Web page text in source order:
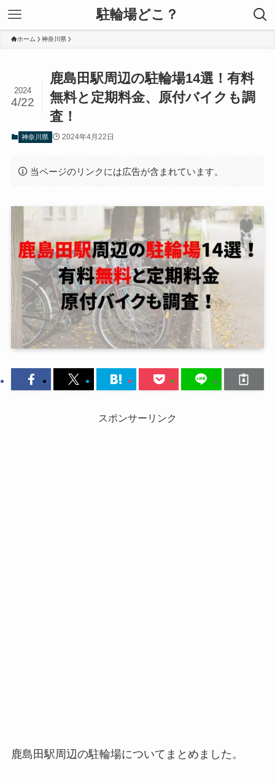
駐輪場どこ？
ホーム 神奈川県
鹿島田駅周辺の駐輪場14選！有料
無料と定期料金、原付バイクも調
査！
2024
4/22
神奈川県 2024年4月22日
当ページのリンクには広告が含まれています。
スポンサーリンク
鹿島田駅周辺の駐輪場についてまとめました。